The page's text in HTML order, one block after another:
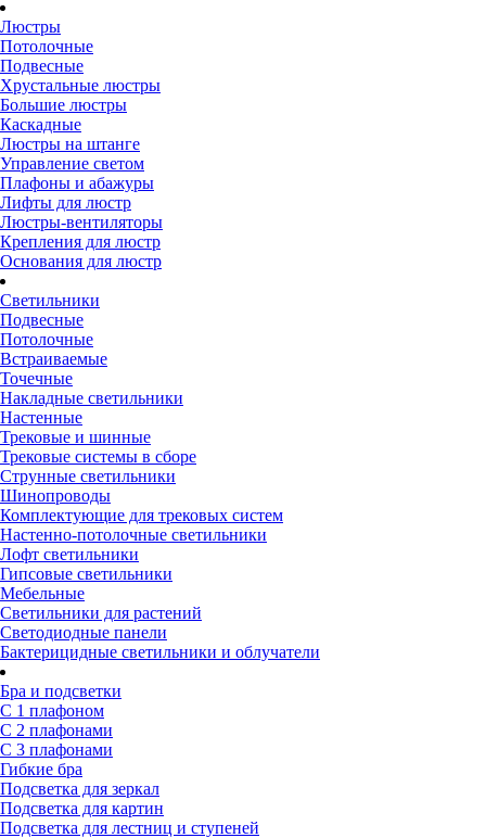
Люстры
Потолочные
Подвесные
Хрустальные люстры
Большие люстры
Каскадные
Люстры на штанге
Управление светом
Плафоны и абажуры
Лифты для люстр
Люстры-вентиляторы
Крепления для люстр
Основания для люстр
Светильники
Подвесные
Потолочные
Встраиваемые
Точечные
Накладные светильники
Настенные
Трековые и шинные
Трековые системы в сборе
Струнные светильники
Шинопроводы
Комплектующие для трековых систем
Настенно-потолочные светильники
Лофт светильники
Гипсовые светильники
Мебельные
Светильники для растений
Светодиодные панели
Бактерицидные светильники и облучатели
Бра и подсветки
С 1 плафоном
С 2 плафонами
С 3 плафонами
Гибкие бра
Подсветка для зеркал
Подсветка для картин
Подсветка для лестниц и ступеней